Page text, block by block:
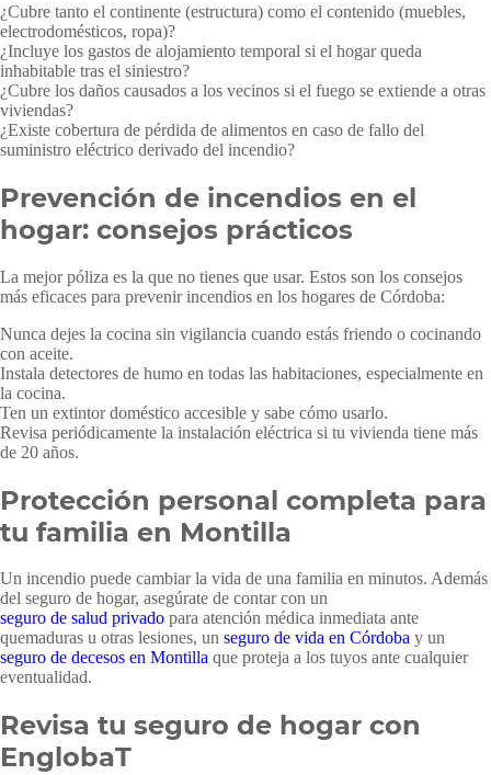
¿Cubre tanto el continente (estructura) como el contenido (muebles,
electrodomésticos, ropa)?
¿Incluye los gastos de alojamiento temporal si el hogar queda
inhabitable tras el siniestro?
¿Cubre los daños causados a los vecinos si el fuego se extiende a otras
viviendas?
¿Existe cobertura de pérdida de alimentos en caso de fallo del
suministro eléctrico derivado del incendio?
Prevención de incendios en el
hogar: consejos prácticos
La mejor póliza es la que no tienes que usar. Estos son los consejos
más eficaces para prevenir incendios en los hogares de Córdoba:
Nunca dejes la cocina sin vigilancia cuando estás friendo o cocinando
con aceite.
Instala detectores de humo en todas las habitaciones, especialmente en
la cocina.
Ten un extintor doméstico accesible y sabe cómo usarlo.
Revisa periódicamente la instalación eléctrica si tu vivienda tiene más
de 20 años.
Protección personal completa para
tu familia en Montilla
Un incendio puede cambiar la vida de una familia en minutos. Además
del seguro de hogar, asegúrate de contar con un
seguro de salud privado para atención médica inmediata ante
quemaduras u otras lesiones, un seguro de vida en Córdoba y un
seguro de decesos en Montilla que proteja a los tuyos ante cualquier
eventualidad.
Revisa tu seguro de hogar con
EnglobaT